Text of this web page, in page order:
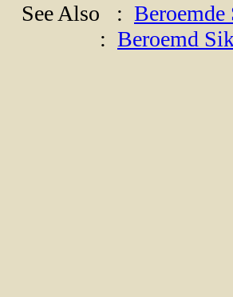
See Also :
: Beroemd